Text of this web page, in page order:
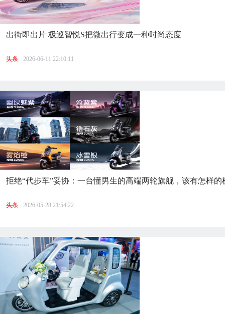
出街即出片 极巡智悦S把微出行变成一种时尚态度
头条 2026-06-11 22:10:11
拒绝“代步车”妥协：一台懂男生的高端两轮旗舰，该有怎样的
头条 2026-05-28 21:54:22